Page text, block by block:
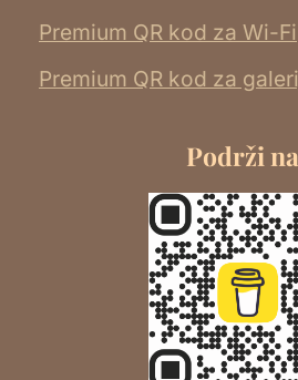
Premium QR kod za Wi-Fi
Premium QR kod za
Podrži